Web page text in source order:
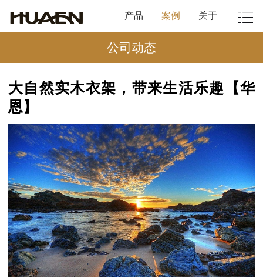
产品 案例 关于
公司动态
大自然实木衣架，带来生活乐趣【华
恩】